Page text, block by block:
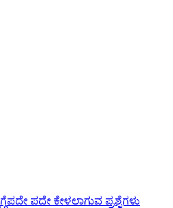
ಬಗ್ಗೆಪದೇ ಪದೇ ಕೇಳಲಾಗುವ ಪ್ರಶ್ನೆಗಳು